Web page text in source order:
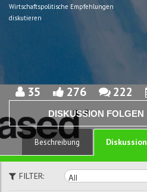
Wirtschaftspolitische Empfehlungen
diskutieren
35 276 222
DISKUSSION FOLGEN
Beschreibung Diskussion
FILTER: